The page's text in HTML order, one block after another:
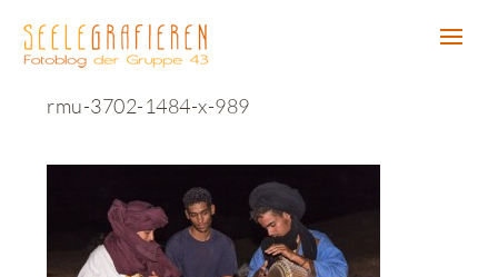
rmu-3702-1484-x-989